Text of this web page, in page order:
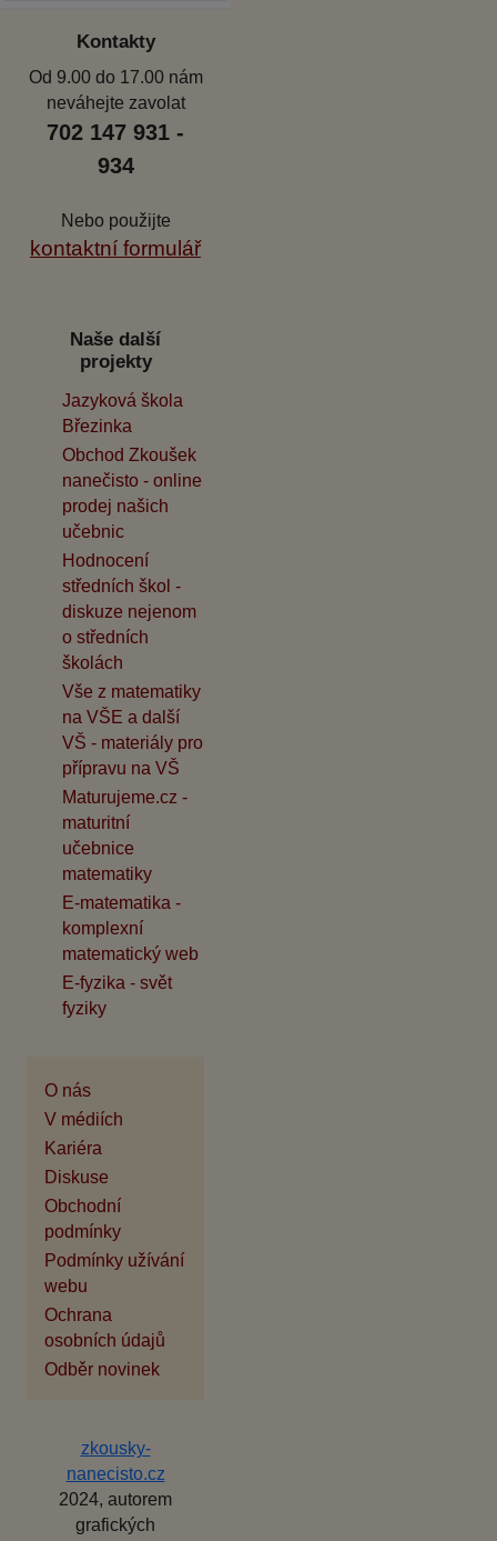
Kontakty
Od 9.00 do 17.00 nám
neváhejte zavolat
702 147 931 -
934
Nebo použijte
kontaktní formulář
Naše další
projekty
Jazyková škola
Březinka
Obchod Zkoušek
nanečisto - online
prodej našich
učebnic
Hodnocení
středních škol -
diskuze nejenom
o středních
školách
Vše z matematiky
na VŠE a další
VŠ - materiály pro
přípravu na VŠ
Maturujeme.cz -
maturitní
učebnice
matematiky
E-matematika -
komplexní
matematický web
E-fyzika - svět
fyziky
O nás
V médiích
Kariéra
Diskuse
Obchodní
podmínky
Podmínky užívání
webu
Ochrana
osobních údajů
Odběr novinek
zkousky-
nanecisto.cz
2024, autorem
grafických